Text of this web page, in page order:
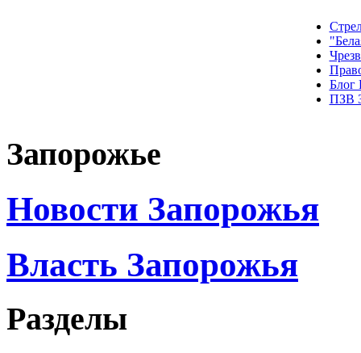
Блог
ПЗВ
Запорожье
Новости Запорожья
Власть Запорожья
Разделы